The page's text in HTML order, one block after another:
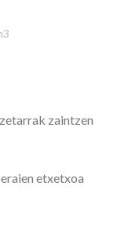
zaintzen
etxetxoa